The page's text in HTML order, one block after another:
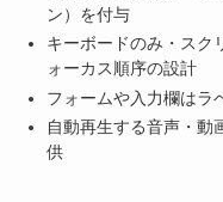
ン）を付与
キーボードのみ・スク
ォーカス順序の設計
フォームや入力欄はラ
自動再生する音声・動
供